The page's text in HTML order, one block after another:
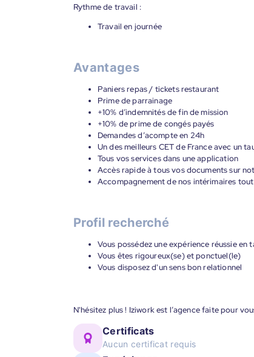
Rythme de travail :
Travail en journée
Avantages
Paniers repas / tickets restaurant
Prime de parrainage
+10% d’indemnités de fin de mission
+10% de prime de congés payés
Demandes d’acompte en 24h
Un des meilleurs CET de France avec un
Tous vos services dans une application
Accès rapide à tous vos documents sur
Accompagnement de nos intérimaires
Profil recherché
Vous possédez une expérience réussie en
Vous êtes rigoureux(se) et ponctuel(le)
Vous disposez d'un sens bon relationnel
N'hésitez plus ! Iziwork est l’agence faite pour
Certificats
Aucun certificat requis